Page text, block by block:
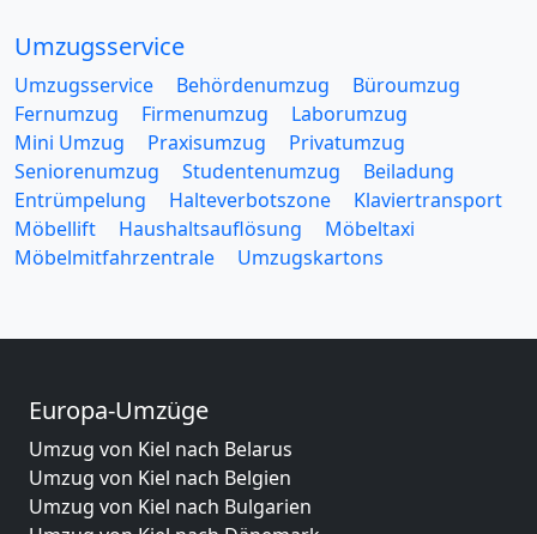
Umzugsservice
Umzugsservice Behördenumzug
Büroumzug
Fernumzug
Firmenumzug
Laborumzug
Mini Umzug
Praxisumzug
Privatumzug
Seniorenumzug
Studentenumzug
Beiladung
Entrümpelung
Halteverbotszone
Klaviertransport
Möbellift
Haushaltsauflösung
Möbeltaxi
Möbelmitfahrzentrale
Umzugskartons
Europa-Umzüge
Umzug von Kiel nach Belarus
Umzug von Kiel nach Belgien
Umzug von Kiel nach Bulgarien